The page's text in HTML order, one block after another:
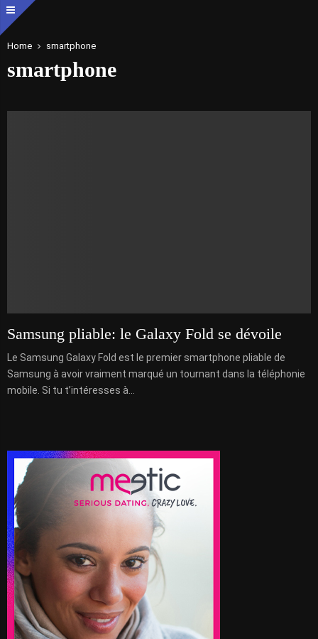
Home smartphone
smartphone
Samsung pliable: le Galaxy Fold se dévoile
Le Samsung Galaxy Fold est le premier smartphone pliable de
Samsung à avoir vraiment marqué un tournant dans la téléphonie
mobile. Si tu t’intéresses à...